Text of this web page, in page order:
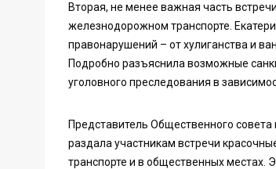
Вторая, не менее важная часть
железнодорожном транспорте.
правонарушений – от хулиганства и
Подробно разъяснила возможные
уголовного преследования в
Представитель Общественного
раздала участникам встречи
транспорте и в общественных